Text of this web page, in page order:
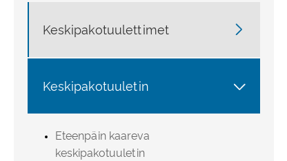
Keskipakotuulettimet 
Keskipakotuuletin 
Eteenpäin kaareva
keskipakotuuletin